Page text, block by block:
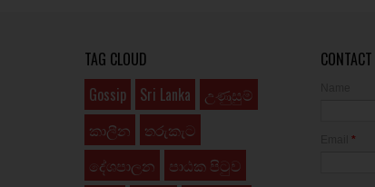
TAG CLOUD
Gossip
Sri Lanka
උණුසුම්
කාලීන
තරුකැට
දේශපාලන
පාඨක පිටුව
*